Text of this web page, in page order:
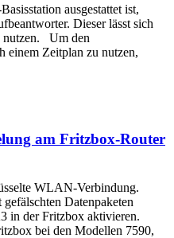
ausgestattet ist,
Dieser lässt sich
nutzen. Um den
einem Zeitplan zu nutzen,
am Fritzbox-Router
WLAN-Verbindung.
Datenpaketen
in der Fritzbox aktivieren.
bei den Modellen 7590,